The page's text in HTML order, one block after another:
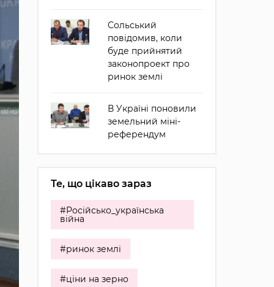
Сольський
повідомив, коли
буде прийнятий
законопроект про
ринок землі
В Україні поновили
земельний міні-
референдум
Те, що цікаво зараз
#Російсько_українська
війна
#ринок землі
#ціни на зерно